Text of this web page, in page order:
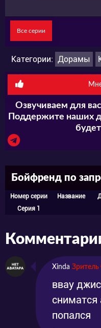
Все серии
Категории: Дорамы
Озвучиваем для
Поддержите наших
Бойфренд по
Номер серии Название
Серия 1
Xinda Зритель
ввау
попался